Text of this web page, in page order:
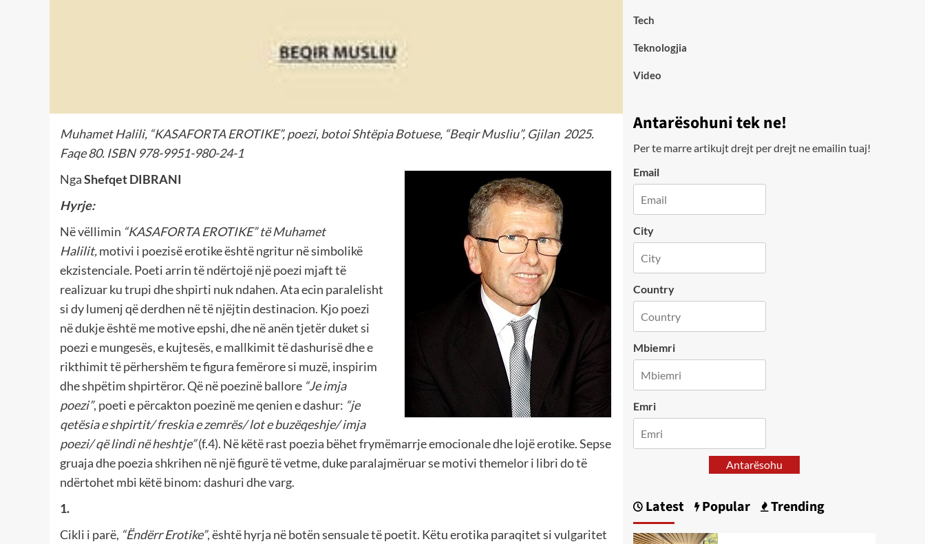
Muhamet Halili, “KASAFORTA EROTIKE”, poezi, botoi Shtëpia Botuese, “Beqir Musliu”, Gjilan 2025.
Faqe 80. ISBN 978-9951-980-24-1
NgaShefqet DIBRANI
Hyrje:
Në vëllimin “KASAFORTA EROTIKE” të Muhamet
Halilit,motivi i poezisë erotike është ngritur në simbolikë
ekzistenciale. Poeti arrin të ndërtojë një poezi mjaft të
realizuar ku trupi dhe shpirti nuk ndahen. Ata ecin paralelisht
si dy lumenj që derdhen në të njëjtin destinacion. Kjo poezi
në dukje është me motive epshi, dhe në anën tjetër duket si
poezi e mungesës, e kujtesës, e mallkimit të dashurisë dhe e
rikthimit të përhershëm te figura femërore si muzë, inspirim
dhe shpëtim shpirtëror. Që në poezinë ballore “Je imja
poezi”, poeti e përcakton poezinë me qenien e dashur: “je
qetësia e shpirtit/ freskia e zemrës/ lot e buzëqeshje/ imja
poezi/ që lindi në heshtje”(f.4). Në këtë rast poezia bëhet frymëmarrje emocionale dhe lojë erotike. Sepse
gruaja dhe poezia shkrihen në një figurë të vetme, duke paralajmëruar se motivi themelor i libri do të
ndërtohet mbi këtë binom: dashuri dhe varg.
1.
Cikli i parë, “Ëndërr Erotike”, është hyrja në botën sensuale të poetit. Këtu erotika paraqitet si vulgaritet
Tech
Teknologjia
Video
Antarësohuni tek ne!
Per te marre artikujt drejt per drejt ne emailin tuaj!
Email
City
Country
Mbiemri
Emri
Antarësohu
Latest Popular Trending